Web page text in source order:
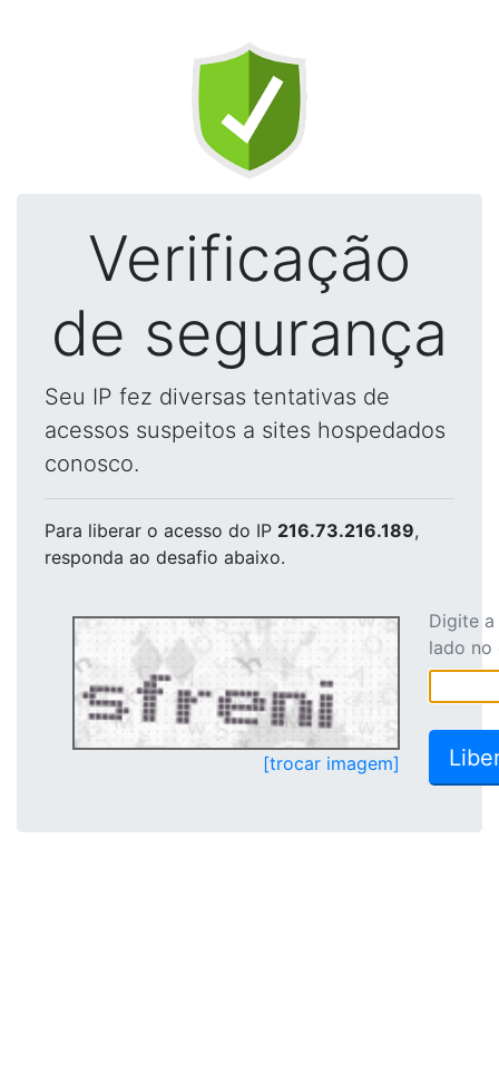
Verificação
de segurança
Seu IP fez diversas tentativas de
acessos suspeitos a sites hospedados
conosco.
Para liberar o acesso do IP 216.73.216.189,
responda ao desafio abaixo.
[trocar imagem]
Digite
lado no